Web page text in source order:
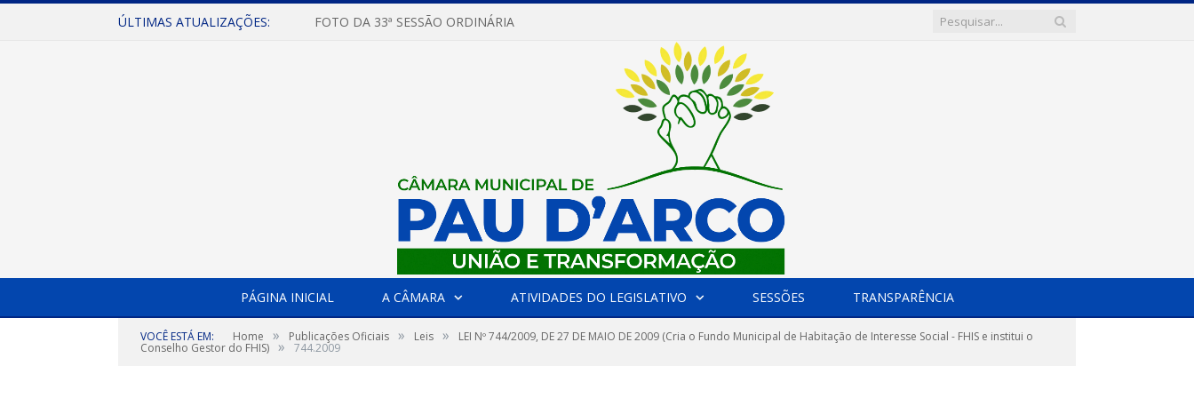
ÚLTIMAS ATUALIZAÇÕES: FOTO DA 33ª SESSÃO ORDINÁRIA
PÁGINA INICIAL A CÂMARA ATIVIDADES DO LEGISLATIVO SESSÕES TRANSPARÊNCIA
VOCÊ ESTÁ EM: Home » Publicações Oficiais » Leis » LEI Nº 744/2009, DE 27 DE MAIO DE 2009 (Cria o Fundo Municipal de Habitação de Interesse Social - FHIS e institui o
Conselho Gestor do FHIS) » 744.2009